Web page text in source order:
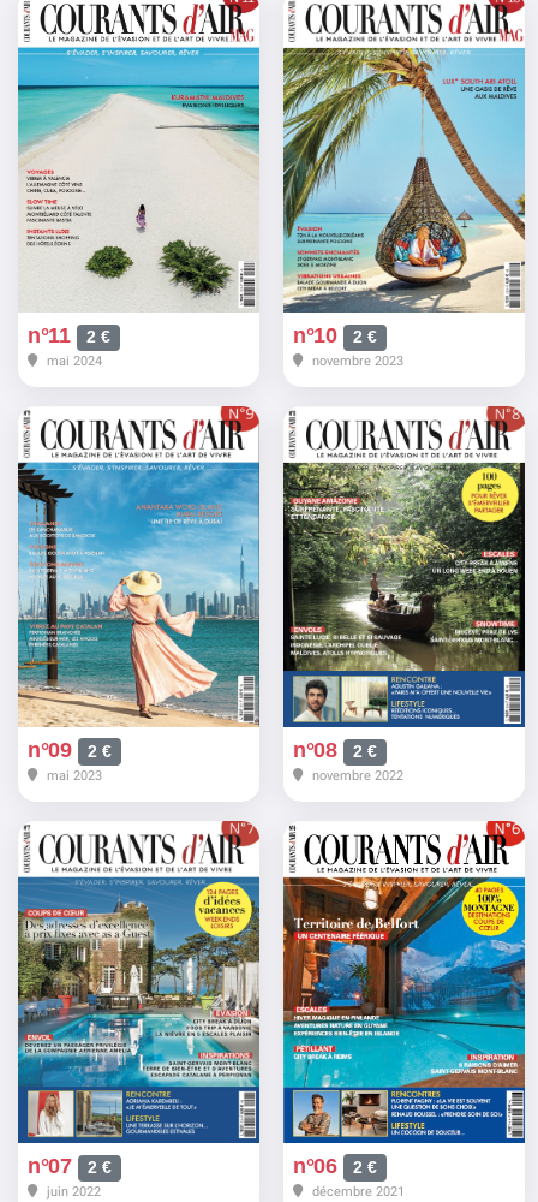
n°11 2 €
mai 2024
n°10 2 €
novembre 2023
n°09 2 €
mai 2023
n°08 2 €
novembre 2022
n°07 2 €
juin 2022
n°06 2 €
décembre 2021